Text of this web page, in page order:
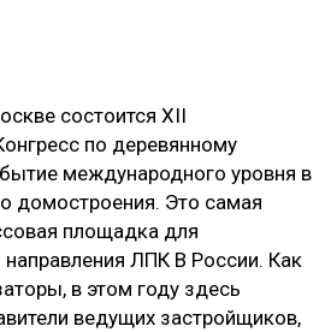
И ЗАЩИТА
ПЛИТ
состоится ХII
по деревянному
международного уровня в
домостроения. Это самая
площадка для
ЛПК В России. Как
в этом году здесь
ведущих застройщиков,